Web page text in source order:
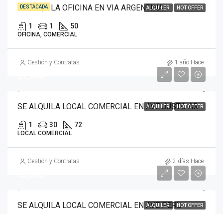
DESTACADA ALQUILER HOT OFFER
SE ALQUILA OFICINA EN VIA ARGENTINA
1 1 50
OFICINA, COMERCIAL
Gestión y Contratas 1 año Hace
ALQUILER HOT OFFER
SE ALQUILA LOCAL COMERCIAL EN AVE JUSTO AROSEMENA
1 30 72
LOCAL COMERCIAL
Gestión y Contratas 2 días Hace
ALQUILER HOT OFFER
SE ALQUILA LOCAL COMERCIAL EN AVE PERU